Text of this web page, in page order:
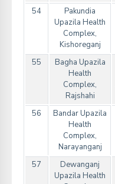
54
Pakundia
Upazila Health
Complex,
Kishoreganj
55
Bagha Upazila
Health
Complex,
Rajshahi
56
Bandar Upazila
Health
Complex,
Narayanganj
57
Dewanganj
Upazila Health